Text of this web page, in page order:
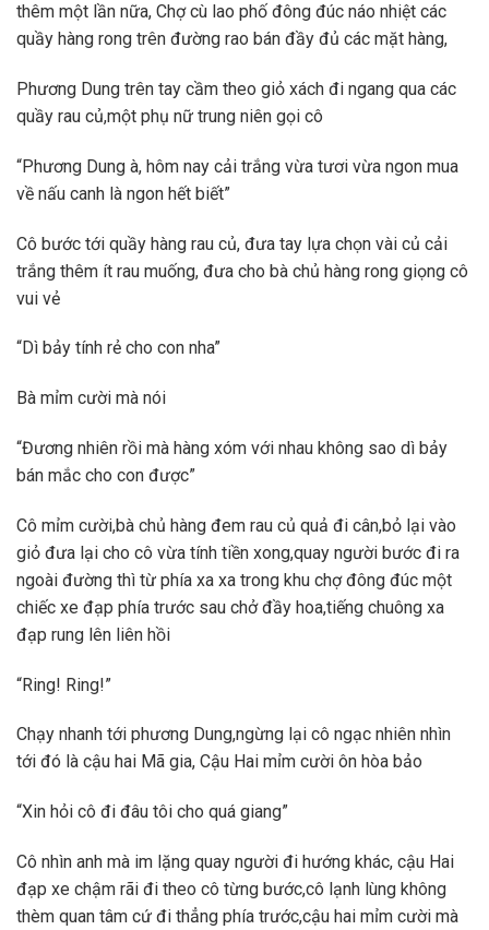
thêm một lần nữa, Chợ cù lao phố đông đúc náo nhiệt các
quầy hàng rong trên đường rao bán đầy đủ các mặt hàng,
Phương Dung trên tay cầm theo giỏ xách đi ngang qua các
quầy rau củ,một phụ nữ trung niên gọi cô
“Phương Dung à, hôm nay cải trắng vừa tươi vừa ngon mua
về nấu canh là ngon hết biết”
Cô bước tới quầy hàng rau củ, đưa tay lựa chọn vài củ cải
trắng thêm ít rau muống, đưa cho bà chủ hàng rong giọng cô
vui vẻ
“Dì bảy tính rẻ cho con nha”
Bà mỉm cười mà nói
“Đương nhiên rồi mà hàng xóm với nhau không sao dì bảy
bán mắc cho con được”
Cô mỉm cười,bà chủ hàng đem rau củ quả đi cân,bỏ lại vào
giỏ đưa lại cho cô vừa tính tiền xong,quay người bước đi ra
ngoài đường thì từ phía xa xa trong khu chợ đông đúc một
chiếc xe đạp phía trước sau chở đầy hoa,tiếng chuông xa
đạp rung lên liên hồi
“Ring! Ring!”
Chạy nhanh tới phương Dung,ngừng lại cô ngạc nhiên nhìn
tới đó là cậu hai Mã gia, Cậu Hai mỉm cười ôn hòa bảo
“Xin hỏi cô đi đâu tôi cho quá giang”
Cô nhìn anh mà im lặng quay người đi hướng khác, cậu Hai
đạp xe chậm rãi đi theo cô từng bước,cô lạnh lùng không
thèm quan tâm cứ đi thẳng phía trước,cậu hai mỉm cười mà